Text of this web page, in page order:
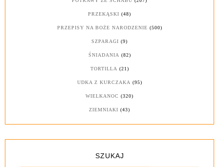
PRZEKĄSKI (48)
PRZEPISY NA BOŻE NARODZENIE (500)
SZPARAGI (9)
ŚNIADANIA (82)
TORTILLA (21)
UDKA Z KURCZAKA (95)
WIELKANOC (320)
ZIEMNIAKI (43)
SZUKAJ